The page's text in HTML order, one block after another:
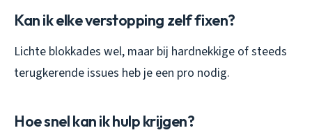
Kan ik elke verstopping zelf fixen?
Lichte blokkades wel, maar bij hardnekkige of steeds
terugkerende issues heb je een pro nodig.
Hoe snel kan ik hulp krijgen?